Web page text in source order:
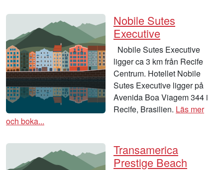
Nobile Sutes
Executive
Nobile Sutes Executive
ligger ca 3 km från Recife
Centrum. Hotellet Nobile
Sutes Executive ligger på
Avenida Boa Viagem 344 i
Recife, Brasilien. Läs mer
och boka...
Transamerica
Prestige Beach